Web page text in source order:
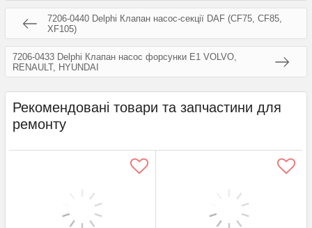
7206-0440 Delphi Клапан насос-секції DAF (CF75, CF85,
XF105)
7206-0433 Delphi Клапан насос форсунки E1 VOLVO,
RENAULT, HYUNDAI
Рекомендовані товари та запчастини для
ремонту